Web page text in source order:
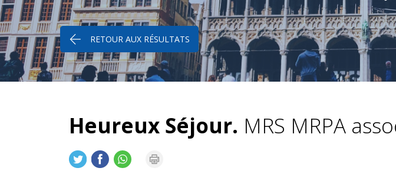
RETOUR AUX RÉSULTATS
Heureux Séjour. MRS MRPA